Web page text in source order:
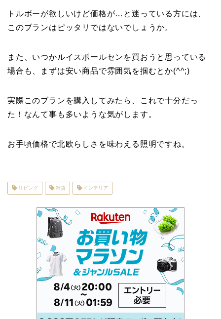
トルボーが欲しいけど価格が…と迷っている方には、
このブランはピッタリではないでしょうか。
また、いつかルイスポールセンを買おうと思っている
場合も、まずは安い商品で雰囲気を掴むとか(^^;)
実際このブランを購入してみたら、これで十分だっ
た！なんて事も多いような気がします。
お手頃価格で北欧らしさを味わえる照明ですね。
リビング 雑貨 インテリア